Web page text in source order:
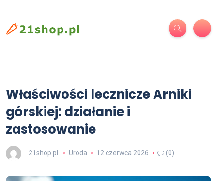
Właściwości lecznicze Arniki
górskiej: działanie i
zastosowanie
21shop.pl Uroda 12 czerwca 2026 (0)